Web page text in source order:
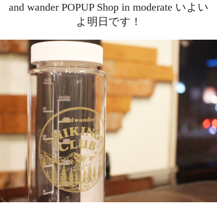
and wander POPUP Shop in moderate いよい
よ明日です！